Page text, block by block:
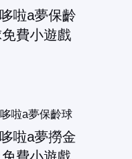
哆啦a夢保齡球